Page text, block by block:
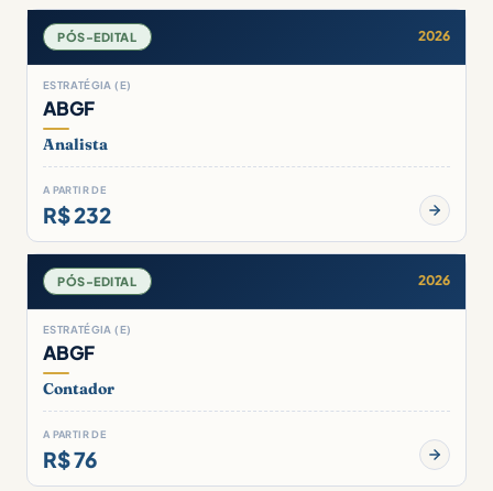
PÓS-EDITAL 2026
ESTRATÉGIA (E)
ABGF
Analista
A PARTIR DE
R$ 232
PÓS-EDITAL 2026
ESTRATÉGIA (E)
ABGF
Contador
A PARTIR DE
R$ 76